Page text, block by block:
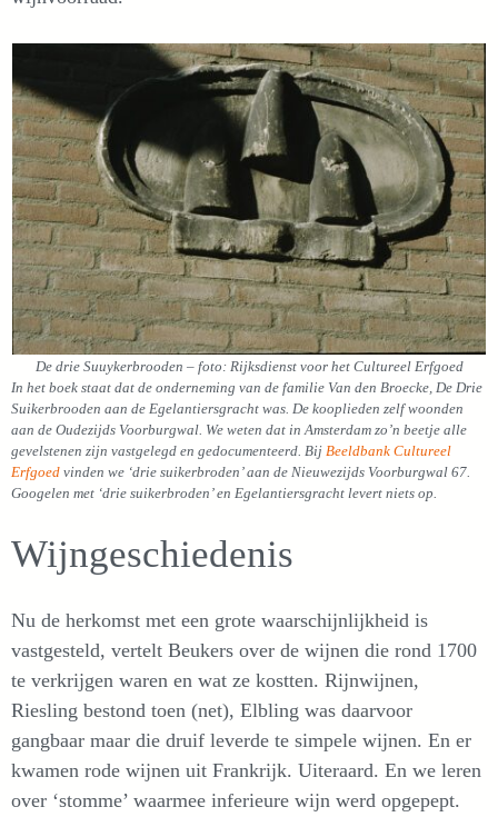
De drie Suuykerbrooden – foto: Rijksdienst voor het Cultureel Erfgoed
In het boek staat dat de onderneming van de familie Van den Broecke, De Drie
Suikerbrooden aan de Egelantiersgracht was. De kooplieden zelf woonden
aan de Oudezijds Voorburgwal. We weten dat in Amsterdam zo’n beetje alle
gevelstenen zijn vastgelegd en gedocumenteerd. Bij Beeldbank Cultureel
Erfgoed vinden we ‘drie suikerbroden’ aan de Nieuwezijds Voorburgwal 67.
Googelen met ‘drie suikerbroden’ en Egelantiersgracht levert niets op.
Wijngeschiedenis
Nu de herkomst met een grote waarschijnlijkheid is
vastgesteld, vertelt Beukers over de wijnen die rond 1700
te verkrijgen waren en wat ze kostten. Rijnwijnen,
Riesling bestond toen (net), Elbling was daarvoor
gangbaar maar die druif leverde te simpele wijnen. En er
kwamen rode wijnen uit Frankrijk. Uiteraard. En we leren
over ‘stomme’ waarmee inferieure wijn werd opgepept.